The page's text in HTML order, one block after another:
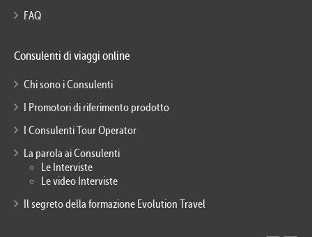
FAQ
Consulenti di viaggi online
Chi sono i Consulenti
I Promotori di riferimento prodotto
I Consulenti Tour Operator
La parola ai Consulenti
Le Interviste
Le video Interviste
Il segreto della formazione Evolution Travel